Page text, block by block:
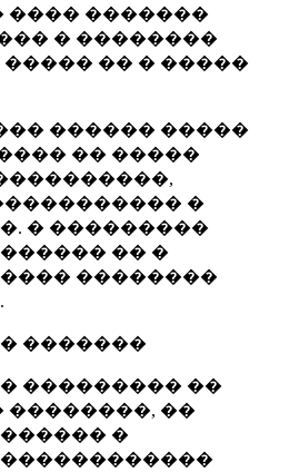
���� �������
� ��������
�� � �����
������ �����
�� �����
�
� ���������
�� �
��������
�������
��������� ��
��������, ��
�